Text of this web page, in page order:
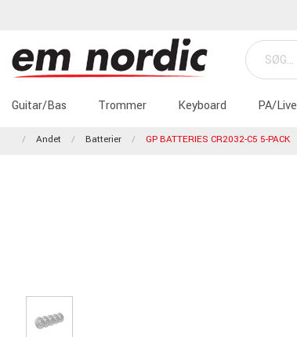
Guitar/Bas Trommer Keyboard PA/Live
Andet Batterier GP BATTERIES CR2032-C5 5-PACK